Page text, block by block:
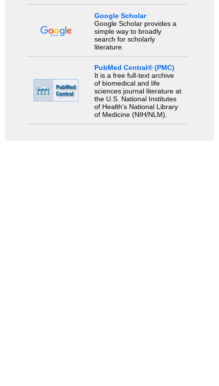
Google Scholar
Google Scholar provides a
simple way to broadly
search for scholarly
literature.
PubMed Central® (PMC)
It is a free full-text archive
of biomedical and life
sciences journal literature at
the U.S. National Institutes
of Health's National Library
of Medicine (NIH/NLM).